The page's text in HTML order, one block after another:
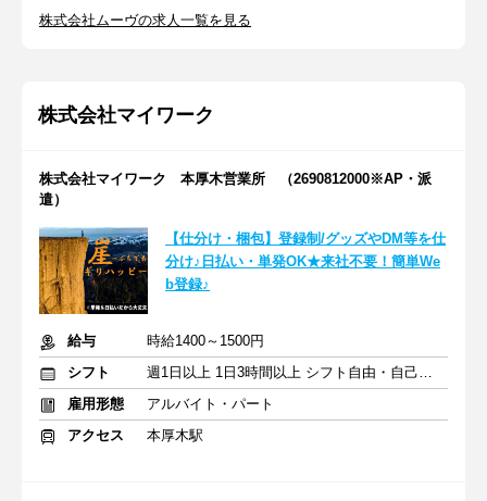
株式会社ムーヴの求人一覧を見る
株式会社マイワーク
株式会社マイワーク 本厚木営業所 （2690812000※AP・派
遣）
【仕分け・梱包】登録制/グッズやDM等を仕
分け♪日払い・単発OK★来社不要！簡単We
b登録♪
給与
時給1400～1500円
シフト
週1日以上 1日3時間以上 シフト自由・自己申告
雇用形態
アルバイト・パート
アクセス
本厚木駅